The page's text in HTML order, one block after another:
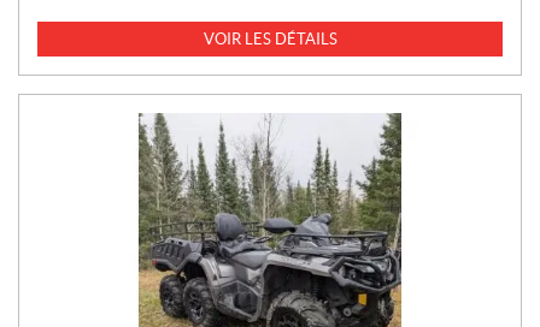
X
VOIR LES DÉTAILS